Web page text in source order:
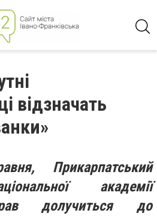
відзначать
Прикарпатський
академії
долучиться до